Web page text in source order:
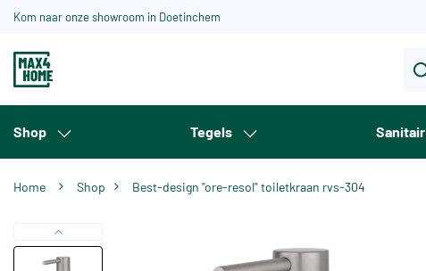
Kom naar onze showroom in Doetinchem
Shop Tegels Sanitair
Home Shop Best-design "ore-resol" toiletkraan rvs-304